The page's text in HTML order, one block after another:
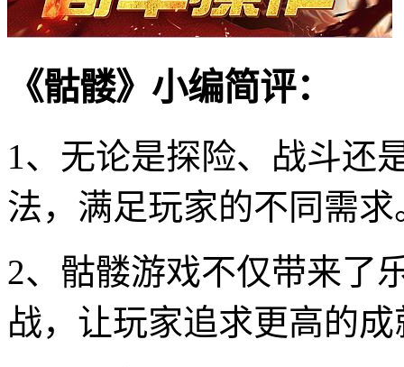
《骷髅》小编简评：
1、无论是探险、战斗还
法，满足玩家的不同需求
2、骷髅游戏不仅带来了
战，让玩家追求更高的